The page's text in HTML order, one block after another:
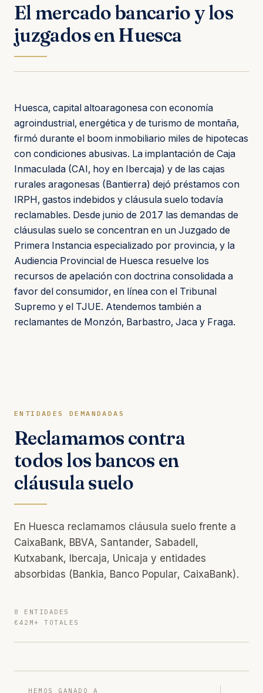
El mercado bancario y los
juzgados en Huesca
Huesca, capital altoaragonesa con economía
agroindustrial, energética y de turismo de montaña,
firmó durante el boom inmobiliario miles de hipotecas
con condiciones abusivas. La implantación de Caja
Inmaculada (CAI, hoy en Ibercaja) y de las cajas
rurales aragonesas (Bantierra) dejó préstamos con
IRPH, gastos indebidos y cláusula suelo todavía
reclamables. Desde junio de 2017 las demandas de
cláusulas suelo se concentran en un Juzgado de
Primera Instancia especializado por provincia, y la
Audiencia Provincial de Huesca resuelve los
recursos de apelación con doctrina consolidada a
favor del consumidor, en línea con el Tribunal
Supremo y el TJUE. Atendemos también a
reclamantes de Monzón, Barbastro, Jaca y Fraga.
ENTIDADES DEMANDADAS
Reclamamos contra
todos los bancos en
cláusula suelo
En Huesca reclamamos cláusula suelo frente a
CaixaBank, BBVA, Santander, Sabadell,
Kutxabank, Ibercaja, Unicaja y entidades
absorbidas (Bankia, Banco Popular, CaixaBank).
8 ENTIDADES
€42M+ TOTALES
HEMOS GANADO A